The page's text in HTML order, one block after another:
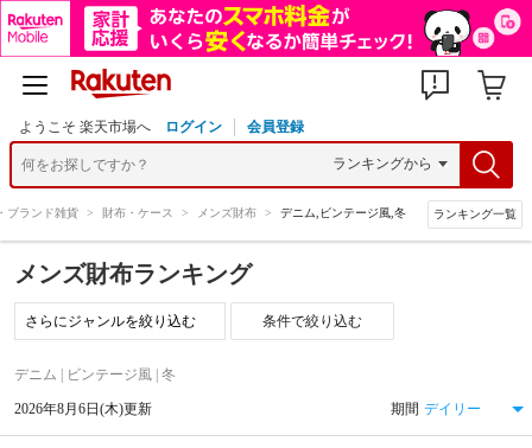
ようこそ 楽天市場へ ログイン 会員登録
ブランド雑貨 > 財布・ケース > メンズ財布 > デニム,ビンテージ風,冬 ランキング一覧
メンズ財布ランキング
条件で絞り込む
デニム | ビンテージ風 | 冬
2026年8月6日(木)更新 期間